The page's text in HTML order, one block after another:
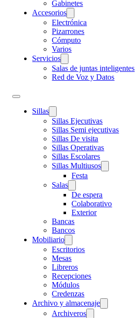
Gabinetes
Accesorios
Electrónica
Pizarrones
Cómputo
Varios
Servicios
Salas de juntas inteligentes
Red de Voz y Datos
Sillas
Sillas Ejecutivas
Sillas Semi ejecutivas
Sillas De visita
Sillas Operativas
Sillas Escolares
Sillas Multiusos
Festa
Salas
De espera
Colaborativo
Exterior
Bancas
Bancos
Mobiliario
Escritorios
Mesas
Libreros
Recepciones
Módulos
Credenzas
Archivo y almacenaje
Archiveros